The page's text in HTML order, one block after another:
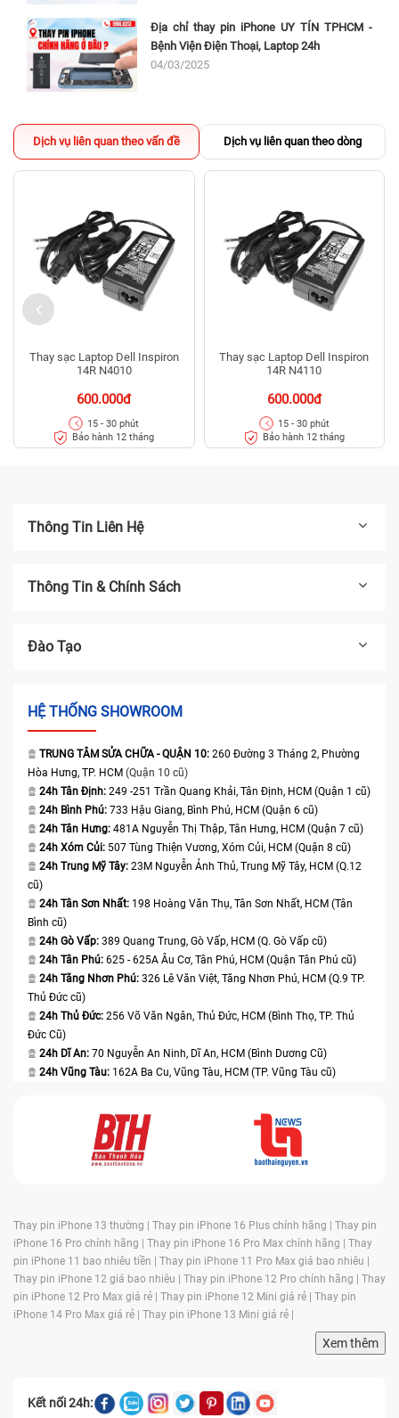
Địa chỉ thay pin iPhone UY TÍN TPHCM -
Bệnh Viện Điện Thoại, Laptop 24h
04/03/2025
Dịch vụ liên quan theo vấn đề Dịch vụ liên quan theo dòng
Thay sạc Laptop Dell Inspiron
14R N4010
600.000đ
15 - 30 phút
Bảo hành 12 tháng
Thay sạc Laptop Dell Inspiron
14R N4110
600.000đ
15 - 30 phút
Bảo hành 12 tháng
Thông Tin Liên Hệ
Thông Tin & Chính Sách
Đào Tạo
HỆ THỐNG SHOWROOM
TRUNG TÂM SỬA CHỮA - QUẬN 10: 260 Đường 3 Tháng 2, Phường
Hòa Hưng, TP. HCM (Quận 10 cũ)
24h Tân Định: 249 -251 Trần Quang Khải, Tân Định, HCM (Quận 1 cũ)
24h Bình Phú: 733 Hậu Giang, Bình Phú, HCM (Quận 6 cũ)
24h Tân Hưng: 481A Nguyễn Thị Thập, Tân Hưng, HCM (Quận 7 cũ)
24h Xóm Củi: 507 Tùng Thiện Vương, Xóm Củi, HCM (Quận 8 cũ)
24h Trung Mỹ Tây: 23M Nguyễn Ảnh Thủ, Trung Mỹ Tây, HCM (Q.12
cũ)
24h Tân Sơn Nhất: 198 Hoàng Văn Thụ, Tân Sơn Nhất, HCM (Tân
Bình cũ)
24h Gò Vấp: 389 Quang Trung, Gò Vấp, HCM (Q. Gò Vấp cũ)
24h Tân Phú: 625 - 625A Âu Cơ, Tân Phú, HCM (Quận Tân Phú cũ)
24h Tăng Nhơn Phú: 326 Lê Văn Việt, Tăng Nhơn Phú, HCM (Q.9 TP.
Thủ Đức cũ)
24h Thủ Đức: 256 Võ Văn Ngân, Thủ Đức, HCM (Bình Thọ, TP. Thủ
Đức Cũ)
24h Dĩ An: 70 Nguyễn An Ninh, Dĩ An, HCM (Bình Dương Cũ)
24h Vũng Tàu: 162A Ba Cu, Vũng Tàu, HCM (TP. Vũng Tàu cũ)
Thay pin iPhone 13 thường | Thay pin iPhone 16 Plus chính hãng | Thay pin
iPhone 16 Pro chính hãng | Thay pin iPhone 16 Pro Max chính hãng | Thay
pin iPhone 11 bao nhiêu tiền | Thay pin iPhone 11 Pro Max giá bao nhiêu |
Thay pin iPhone 12 giá bao nhiêu | Thay pin iPhone 12 Pro chính hãng | Thay
pin iPhone 12 Pro Max giá rẻ | Thay pin iPhone 12 Mini giá rẻ | Thay pin
iPhone 14 Pro Max giá rẻ | Thay pin iPhone 13 Mini giá rẻ |
Xem thêm
Kết nối 24h: